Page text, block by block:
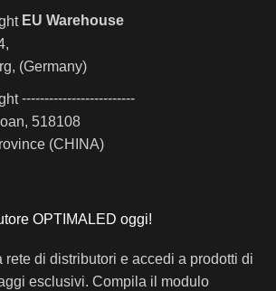
EU Warehouse
(Germany)
-------------------------
518108
(CHINA)
OPTIMALED oggi!
rete di distributori e accedi a prodotti di
esclusivi. Compila il modulo